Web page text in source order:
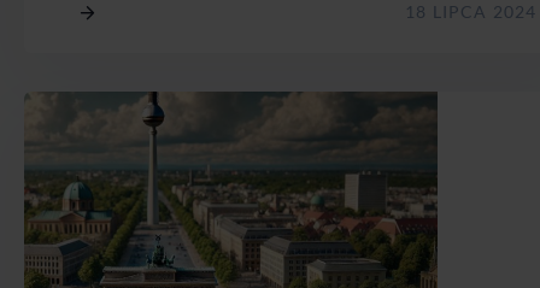
18 LIPCA 2024